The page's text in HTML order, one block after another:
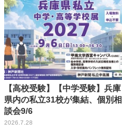
【高校受験】【中学受験】兵庫
県内の私立31校が集結、個別相
談会9/6
2026.7.28